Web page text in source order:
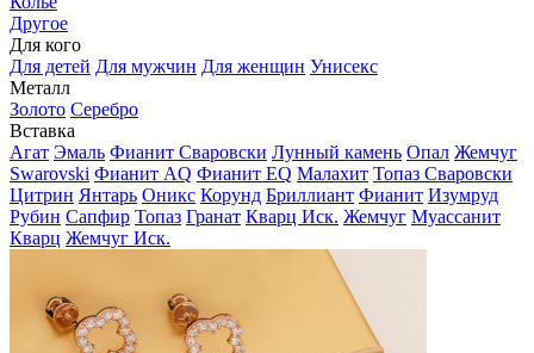
Другое
Для кого
Для детей Для мужчин Для женщин Унисекс
Металл
Золото Серебро
Вставка
Агат Эмаль Фианит Сваровски Лунный камень Опал Жемчуг
Swarovski Фианит AQ Фианит EQ Малахит Топаз Сваровски
Цитрин Янтарь Оникс Корунд Бриллиант Фианит Изумруд
Рубин Сапфир Топаз Гранат Кварц Иск. Жемчуг Муассанит
Кварц Жемчуг Иск.